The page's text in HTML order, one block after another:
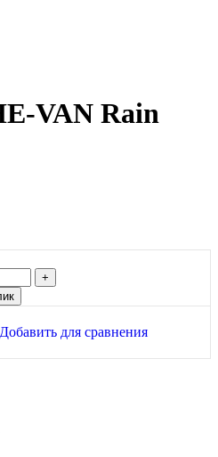
VAN Rain
Добавить для сравнения